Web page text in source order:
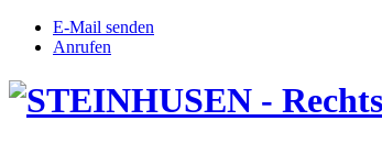
E-Mail senden
Anrufen